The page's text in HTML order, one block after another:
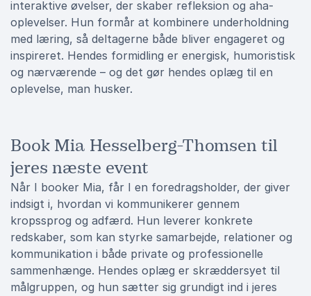
interaktive øvelser, der skaber refleksion og aha-
oplevelser. Hun formår at kombinere underholdning
med læring, så deltagerne både bliver engageret og
inspireret. Hendes formidling er energisk, humoristisk
og nærværende – og det gør hendes oplæg til en
oplevelse, man husker.
Book Mia Hesselberg-Thomsen til
jeres næste event
Når I booker Mia, får I en foredragsholder, der giver
indsigt i, hvordan vi kommunikerer gennem
kropssprog og adfærd. Hun leverer konkrete
redskaber, som kan styrke samarbejde, relationer og
kommunikation i både private og professionelle
sammenhænge. Hendes oplæg er skræddersyet til
målgruppen, og hun sætter sig grundigt ind i jeres